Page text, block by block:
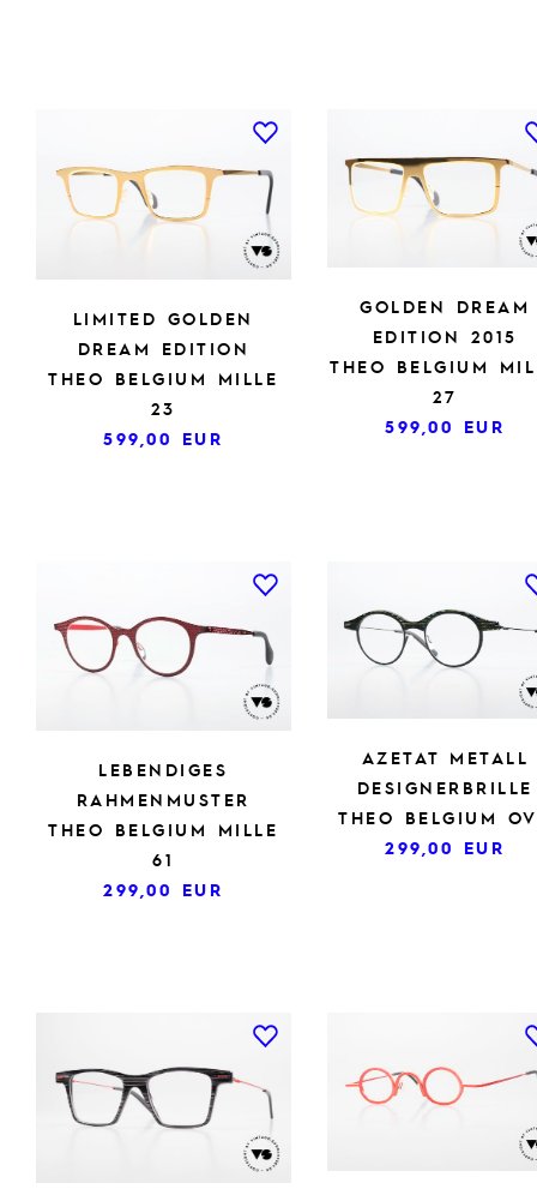
LIMITED GOLDEN
DREAM EDITION
THEO BELGIUM MILLE
23
599,00 EUR
GOLDEN DREAM
EDITION 2015
THEO BELGIUM
27
599,00 EUR
LEBENDIGES
RAHMENMUSTER
THEO BELGIUM MILLE
61
299,00 EUR
AZETAT METALL
DESIGNERBRILLE
THEO BELGIUM
299,00 EUR